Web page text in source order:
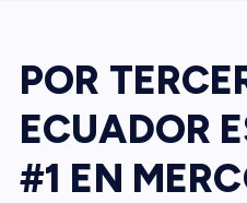
POR
ECUADOR
#1 EN